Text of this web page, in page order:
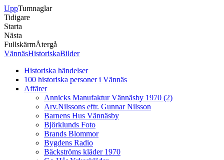
UppTumnaglar
Tidigare
Starta
Nästa
FullskärmÅtergå
VännäsHistoriskaBilder
Historiska händelser
100 historiska personer i Vännäs
Affärer
Annicks Manufaktur Vännäsby 1970 (2)
Arv.Nilssons eftr. Gunnar Nilsson
Barnens Hus Vännäsby
Björklunds Foto
Brands Blommor
Bygdens Radio
Bäckströms kläder 1970